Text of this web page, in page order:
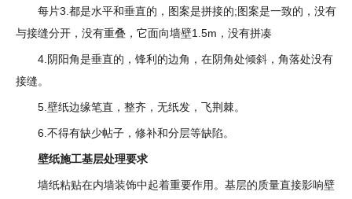
每片3.都是水平和垂直的，图案是拼接的;图案是一致的，没有
与接缝分开，没有重叠，它面向墙壁1.5m，没有拼凑
4.阴阳角是垂直的，锋利的边角，在阴角处倾斜，角落处没有
接缝。
5.壁纸边缘笔直，整齐，无纸发，飞荆棘。
6.不得有缺少帖子，修补和分层等缺陷。
壁纸施工基层处理要求
墙纸粘贴在内墙装饰中起着重要作用。基层的质量直接影响壁